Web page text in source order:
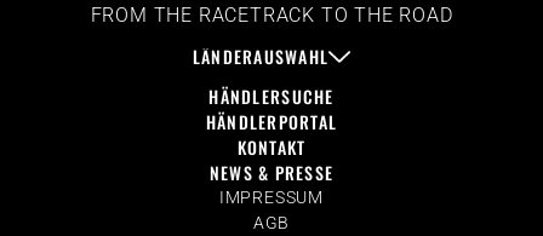
FROM THE RACETRACK TO THE ROAD
LÄNDERAUSWAHL
HÄNDLERSUCHE
HÄNDLERPORTAL
KONTAKT
NEWS & PRESSE
IMPRESSUM
AGB